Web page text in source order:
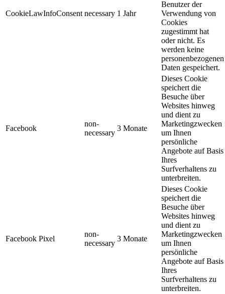
CookieLawInfoConsent necessary 1 Jahr
Benutzer der
Verwendung von
Cookies
zugestimmt hat
oder nicht. Es
werden keine
personenbezogenen
Daten gespeichert.
Facebook
non-
necessary
3 Monate
Dieses Cookie
speichert die
Besuche über
Websites hinweg
und dient zu
Marketingzwecken
um Ihnen
persönliche
Angebote auf Basis
Ihres
Surfverhaltens zu
unterbreiten.
Facebook Pixel
non-
necessary
3 Monate
Dieses Cookie
speichert die
Besuche über
Websites hinweg
und dient zu
Marketingzwecken
um Ihnen
persönliche
Angebote auf Basis
Ihres
Surfverhaltens zu
unterbreiten.